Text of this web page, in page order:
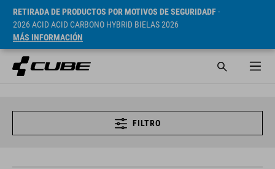
RETIRADA DE PRODUCTOS POR MOTIVOS DE SEGURIDADF-
2026 ACID ACID CARBONO HYBRID BIELAS 2026
MÁS INFORMACIÓN
FILTRO